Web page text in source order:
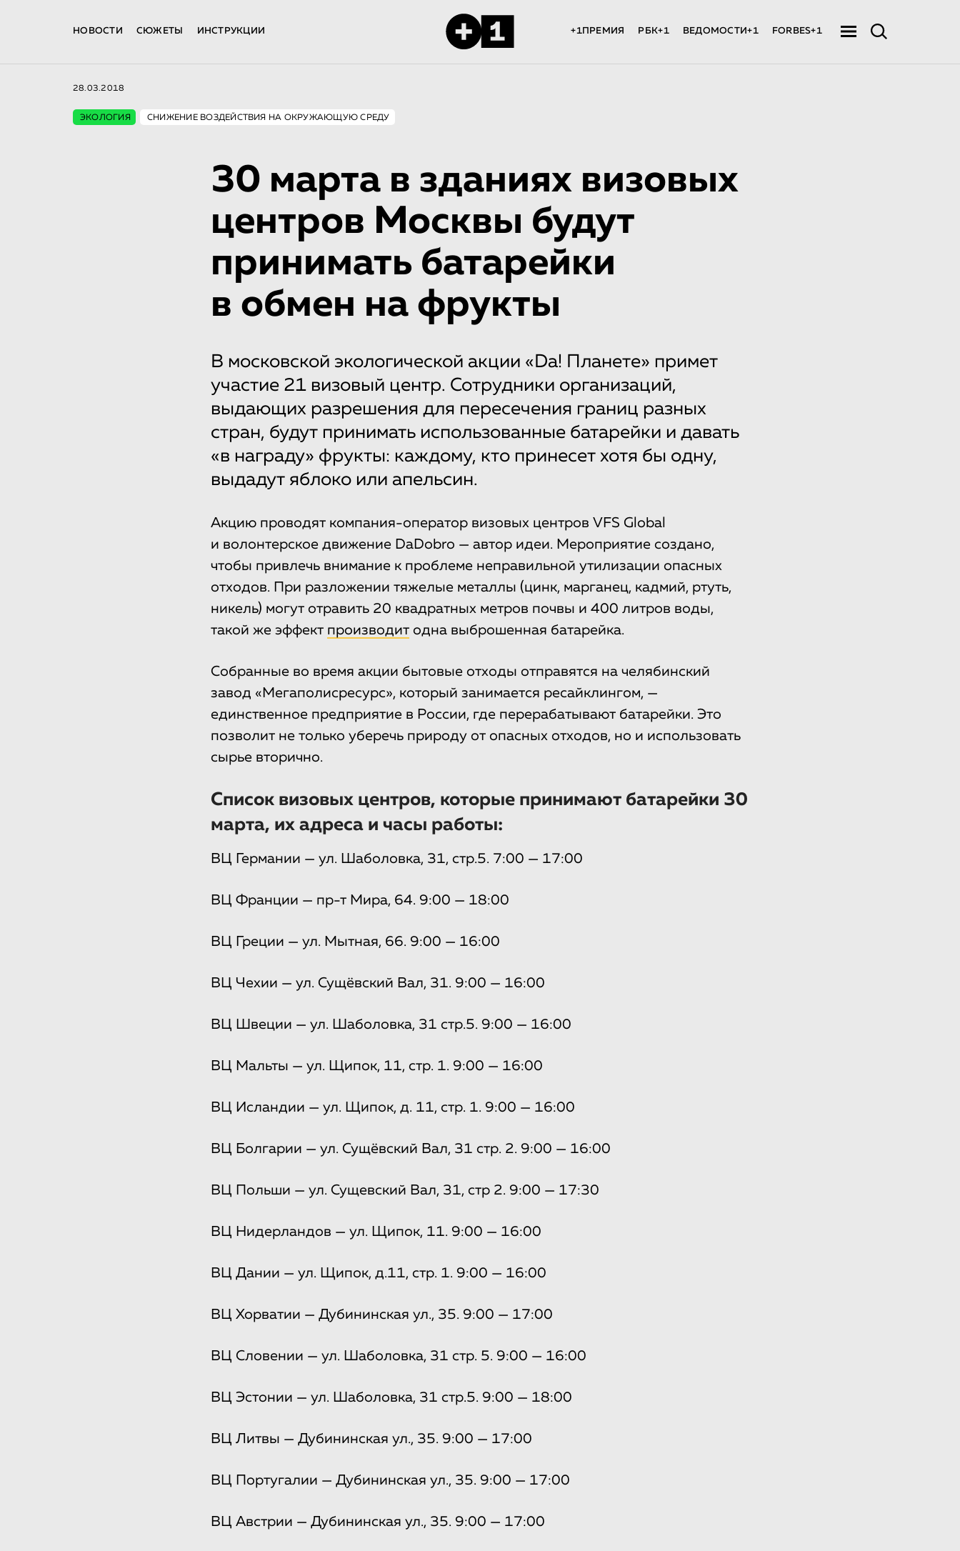
НОВОСТИ СЮЖЕТЫ ИНСТРУКЦИИ +1ПРЕМИЯ РБК+1 ВЕДОМОСТИ+1 FORBES+1
28.03.2018
ЭКОЛОГИЯ СНИЖЕНИЕ ВОЗДЕЙСТВИЯ НА ОКРУЖАЮЩУЮ СРЕДУ
30 марта в зданиях визовых
центров Москвы будут
принимать батарейки
в обмен на фрукты
В московской экологической акции «Da! Планете» примет
участие 21 визовый центр. Сотрудники организаций,
выдающих разрешения для пересечения границ разных
стран, будут принимать использованные батарейки и давать
«в награду» фрукты: каждому, кто принесет хотя бы одну,
выдадут яблоко или апельсин.
Акцию проводят компания-оператор визовых центров VFS Global
и волонтерское движение DaDobro — автор идеи. Мероприятие создано,
чтобы привлечь внимание к проблеме неправильной утилизации опасных
отходов. При разложении тяжелые металлы (цинк, марганец, кадмий, ртуть,
никель) могут отравить 20 квадратных метров почвы и 400 литров воды,
такой же эффект производитодна выброшенная батарейка.
Собранные во время акции бытовые отходы отправятся на челябинский
завод «Мегаполисресурс», который занимается ресайклингом, —
единственное предприятие в России, где перерабатывают батарейки. Это
позволит не только уберечь природу от опасных отходов, но и использовать
сырье вторично.
Список визовых центров, которые принимают батарейки 30
марта, их адреса и часы работы:
ВЦ Германии — ул. Шаболовка, 31, стр.5. 7:00 — 17:00
ВЦ Франции — пр-т Мира, 64. 9:00 — 18:00
ВЦ Греции — ул. Мытная, 66. 9:00 — 16:00
ВЦ Чехии — ул. Сущёвский Вал, 31. 9:00 — 16:00
ВЦ Швеции — ул. Шаболовка, 31 стр.5. 9:00 — 16:00
ВЦ Мальты — ул. Щипок, 11, стр. 1. 9:00 — 16:00
ВЦ Исландии — ул. Щипок, д. 11, стр. 1. 9:00 — 16:00
ВЦ Болгарии — ул. Сущёвский Вал, 31 стр. 2. 9:00 — 16:00
ВЦ Польши — ул. Сущевский Вал, 31, стр 2. 9:00 — 17:30
ВЦ Нидерландов — ул. Щипок, 11. 9:00 — 16:00
ВЦ Дании — ул. Щипок, д.11, стр. 1. 9:00 — 16:00
ВЦ Хорватии — Дубининская ул., 35. 9:00 — 17:00
ВЦ Словении — ул. Шаболовка, 31 стр. 5. 9:00 — 16:00
ВЦ Эстонии — ул. Шаболовка, 31 стр.5. 9:00 — 18:00
ВЦ Литвы — Дубининская ул., 35. 9:00 — 17:00
ВЦ Португалии — Дубининская ул., 35. 9:00 — 17:00
ВЦ Австрии — Дубининская ул., 35. 9:00 — 17:00